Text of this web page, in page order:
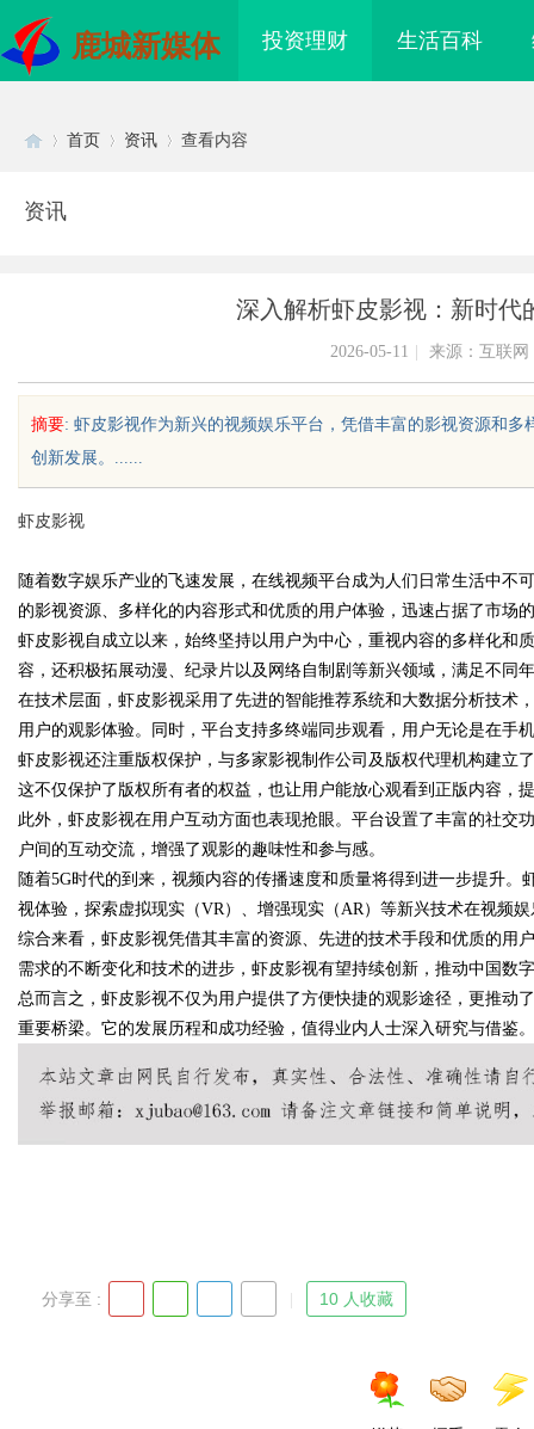
鹿城新媒体 投资理财 生活百科
uz
!
首页 资讯 查看内容
资讯
深入解析虾皮影视：新时代
2026-05-11 来源：互联网
摘要: 虾皮影视作为新兴的视频娱乐平台，凭借丰富的影视资源和
创新发展。......
虾皮影视
随着数字娱乐产业的飞速发展，在线视频平台成为人们日常生活中不
的影视资源、多样化的内容形式和优质的用户体验，迅速占据了市场
虾皮影视自成立以来，始终坚持以用户为中心，重视内容的多样化和
容，还积极拓展动漫、纪录片以及网络自制剧等新兴领域，满足不同
在技术层面，虾皮影视采用了先进的智能推荐系统和大数据分析技术
用户的观影体验。同时，平台支持多终端同步观看，用户无论是在手
虾皮影视还注重版权保护，与多家影视制作公司及版权代理机构建立
这不仅保护了版权所有者的权益，也让用户能放心观看到正版内容，
此外，虾皮影视在用户互动方面也表现抢眼。平台设置了丰富的社交
户间的互动交流，增强了观影的趣味性和参与感。
随着5G时代的到来，视频内容的传播速度和质量将得到进一步提升
视体验，探索虚拟现实（VR）、增强现实（AR）等新兴技术在视频
综合来看，虾皮影视凭借其丰富的资源、先进的技术手段和优质的用
需求的不断变化和技术的进步，虾皮影视有望持续创新，推动中国数
总而言之，虾皮影视不仅为用户提供了方便快捷的观影途径，更推动
重要桥梁。它的发展历程和成功经验，值得业内人士深入研究与借鉴。
分享至 : 10 人收藏
行业的发展与应用
的聚集地与观影体验升级方案